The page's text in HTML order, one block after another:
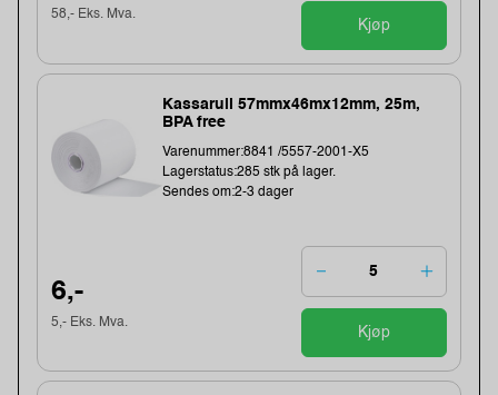
58,- Eks. Mva.
Kjøp
Kassarull 57mmx46mx12mm, 25m,
BPA free
Varenummer:8841 /5557-2001-X5
Lagerstatus:285 stk på lager.
Sendes om:2-3 dager
6,-
5,- Eks. Mva.
Kjøp